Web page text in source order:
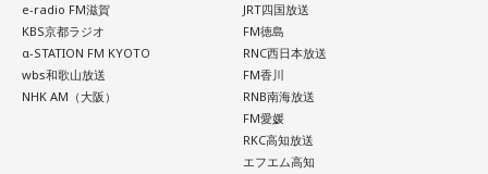
「実は列車銃撃の調査を始めた頃、犠牲となった方で、お名
前が分かっていたのは、わずかお一人だったんです」
そう話すのは、八王子市在住の齊藤勉さん、68歳。現在、
「いのはなトンネル列車銃撃遭難者慰霊の会」の会長を務め
e-radio FM滋賀
KBS京都ラジオ
α-STATION FM KYOTO
wbs和歌山放送
NHK AM（大阪）
JRT四国放送
FM徳島
RNC西日本放送
FM香川
RNB南海放送
FM愛媛
RKC高知放送
エフエム高知